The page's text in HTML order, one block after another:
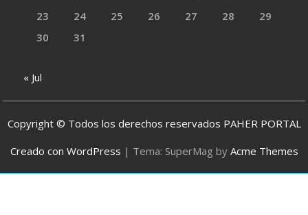
23
24 25 26 27 28
29
30
31
« Jul
Copyright © Todos los derechos reservados PAHER PORTAL
Creado con WordPress | Tema: SuperMag by Acme Themes